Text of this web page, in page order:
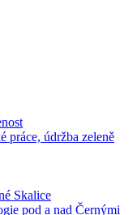
práce, údržba zeleně
Skalice
pod a nad Černými